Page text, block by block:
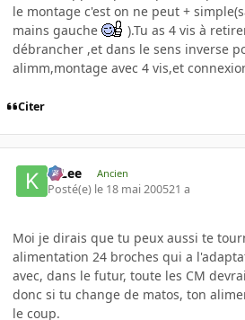
le montage c'est on ne peut +
mains gauche
).Tu as 4 vis à
débrancher ,et dans le sens inverse
alimm,montage avec 4 vis,et
Citer
K-Lee Ancien
Posté(e) le 18 mai 200521 a
Moi je dirais que tu peux aussi te
alimentation 24 broches qui a
avec, dans le futur, toute les CM
donc si tu change de matos, ton
le coup.